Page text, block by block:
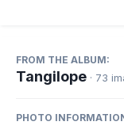
FROM THE ALBUM:
Tangilope · 73
PHOTO